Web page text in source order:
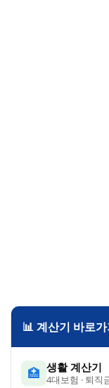
📊 계산기 바로
🏥 생활 계산기
4대보험 · 퇴직